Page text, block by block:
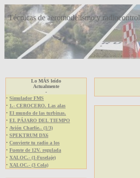
Técnicas de aeromodelismo y radiocontrol
Lo MÁS leído
Actualmente
-
· Simulador FMS
· 1.- CEROCERO. Las alas
· El mundo de las turbinas.
· EL PÁJARO DEL TIEMPO
· Avión Charlie.. (1/3)
· SPEKTRUM DX6
· Convierte tu radio a los
· Fuente de 12V. regulada
· XALOC.- (1-Fuselaje)
· XALOC.- (3 Cola)